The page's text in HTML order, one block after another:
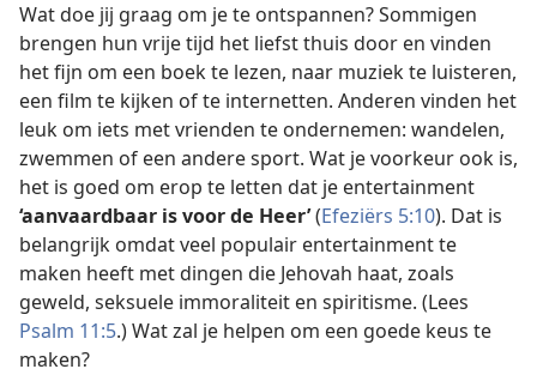
Wat doe jij graag om je te ontspannen? Sommigen
brengen hun vrije tijd het liefst thuis door en vinden
het fijn om een boek te lezen, naar muziek te luisteren,
een film te kijken of te internetten. Anderen vinden het
leuk om iets met vrienden te ondernemen: wandelen,
zwemmen of een andere sport. Wat je voorkeur ook is,
het is goed om erop te letten dat je entertainment
‘aanvaardbaar is voor de Heer’(Efeziërs 5:10). Dat is
belangrijk omdat veel populair entertainment te
maken heeft met dingen die Jehovah haat, zoals
geweld, seksuele immoraliteit en spiritisme. (Lees
Psalm 11:5.) Wat zal je helpen om een goede keus te
maken?